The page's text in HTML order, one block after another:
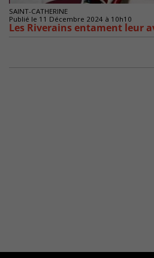
SAINT-CATHERINE
Publié le 11 Décembre 2024 à 10h10
Les Riverains entament leur